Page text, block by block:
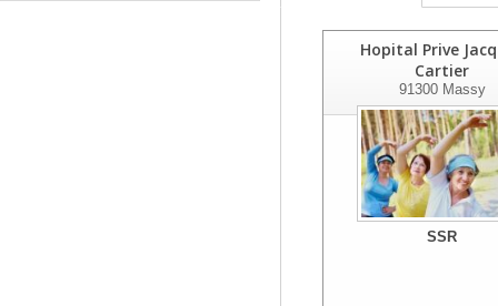
Hopital Prive
Cartier
91300Massy
SSR